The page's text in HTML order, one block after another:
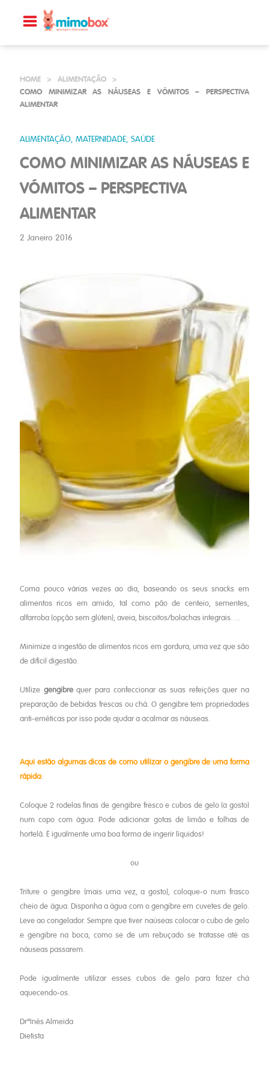
HOME > ALIMENTAÇÃO
>
COMO MINIMIZAR AS NÁUSEAS E VÓMITOS – PERSPECTIVA
ALIMENTAR
ALIMENTAÇÃO, MATERNIDADE, SAÚDE
COMO MINIMIZAR AS NÁUSEAS E
VÓMITOS – PERSPECTIVA
ALIMENTAR
2 Janeiro 2016
Coma pouco várias vezes ao dia, baseando os seus snacks em
alimentos ricos em amido, tal como pão de centeio, sementes,
alfarroba (opção sem glúten); aveia, biscoitos/bolachas integrais….
Minimize a ingestão de alimentos ricos em gordura, uma vez que são
de difícil digestão.
Utilize gengibrequer para confeccionar as suas refeições quer na
preparação de bebidas frescas ou chá. O gengibre tem propriedades
anti-eméticas por isso pode ajudar a acalmar as náuseas.
Aqui estão algumas dicas de como utilizar o gengibre de uma forma
rápida:
Coloque 2 rodelas finas de gengibre fresco e cubos de gelo (a gosto)
num copo com água. Pode adicionar gotas de limão e folhas de
hortelã. É igualmente uma boa forma de ingerir líquidos!
ou
Triture o gengibre (mais uma vez, a gosto), coloque-o num frasco
cheio de água. Disponha a água com o gengibre em cuvetes de gelo.
Leve ao congelador. Sempre que tiver naúseas colocar o cubo de gelo
e gengibre na boca, como se de um rebuçado se tratasse até as
náuseas passarem.
Pode igualmente utilizar esses cubos de gelo para fazer chá
aquecendo-os.
DrªInês Almeida
Dietista